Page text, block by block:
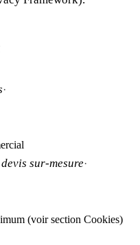
·
sur-mesure·
(voir section Cookies)